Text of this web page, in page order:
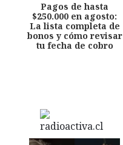
Pagos de hasta
$250.000 en agosto:
La lista completa de
bonos y cómo revisar
tu fecha de cobro